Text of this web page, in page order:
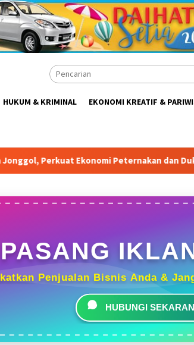
HUKUM & KRIMINAL EKONOMI KREATIF &
dan Dukung Pengembangan Bogor
PASANG
Penjualan Bisnis Anda &
HUBUNGI